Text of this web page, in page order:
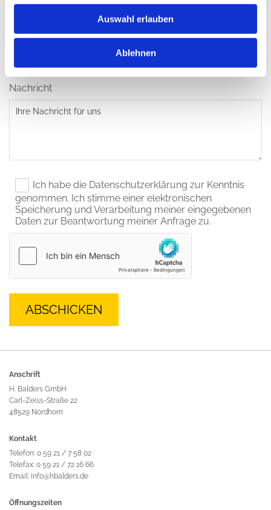
Auswahl erlauben
Ablehnen
Email*
Nachricht
Ich habe die Datenschutzerklärung zur Kenntnis
genommen. Ich stimme einer elektronischen
Speicherung und Verarbeitung meiner eingegebenen
Daten zur Beantwortung meiner Anfrage zu.
Anschrift
H. Balders GmbH
Carl-Zeiss-Straße 22
48529 Nordhorn
Kontakt
Telefon: 0 59 21 / 7 58 02
Telefax: 0 59 21 / 72 16 66
Email: info@hbalders.de
Öffnungszeiten